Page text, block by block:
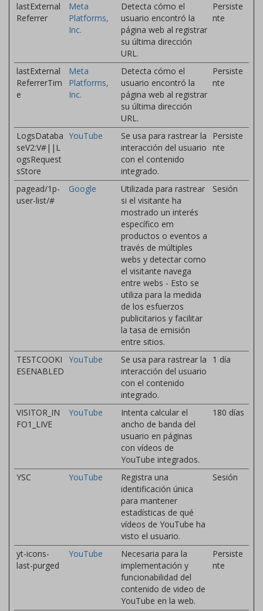
lastExternal
Referrer
Meta
Platforms,
Inc.
Detecta cómo el
usuario encontró la
página web al registrar
su última dirección
URL.
Persiste
nte
lastExternal
ReferrerTim
e
Meta
Platforms,
Inc.
Detecta cómo el
usuario encontró la
página web al registrar
su última dirección
URL.
Persiste
nte
LogsDataba
seV2:V#||L
ogsRequest
sStore
YouTube
Se usa para rastrear la
interacción del usuario
con el contenido
integrado.
Persiste
nte
pagead/1p-
user-list/#
Google
Utilizada para rastrear
si el visitante ha
mostrado un interés
específico em
productos o eventos a
través de múltiples
webs y detectar como
el visitante navega
entre webs - Esto se
utiliza para la medida
de los esfuerzos
publicitarios y facilitar
la tasa de emisión
entre sitios.
Sesión
TESTCOOKI
ESENABLED
YouTube
Se usa para rastrear la
interacción del usuario
con el contenido
integrado.
1 día
VISITOR_IN
FO1_LIVE
YouTube
Intenta calcular el
ancho de banda del
usuario en páginas
con vídeos de
YouTube integrados.
180 días
YSC YouTube
Registra una
identificación única
para mantener
estadísticas de qué
vídeos de YouTube ha
visto el usuario.
Sesión
yt-icons-
last-purged
YouTube
Necesaria para la
implementación y
funcionabilidad del
contenido de video de
YouTube en la web.
Persiste
nte